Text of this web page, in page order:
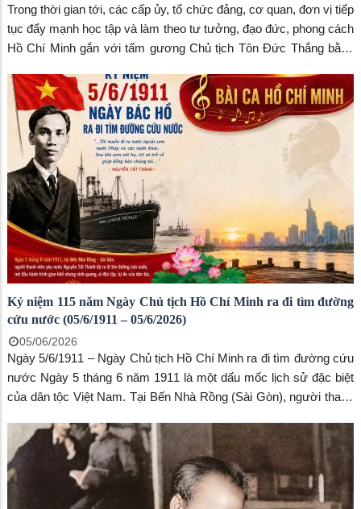
Trong thời gian tới, các cấp ủy, tổ chức đảng, cơ quan, đơn vị tiếp
tục đẩy mạnh học tập và làm theo tư tưởng, đạo đức, phong cách
Hồ Chí Minh gắn với tấm gương Chủ tịch Tôn Đức Thắng bằng
hiện thường xuyên, đồng bộ, sát với nhiệm vụ chính trị của từng
địa phương, đơn vị; đồng thời phát huy vai trò nêu gương của cán
bộ, đảng viên, tăng cường tuyên truyền, kiểm tra, giám sát, kịp
thời biểu dương các mô hình hay, cách làm hiệu quả, góp phần
tạo chuyển biến rõ nét trong nhận thức và hành động của toàn hệ
thống chính trị.
Kỷ niệm 115 năm Ngày Chủ tịch Hồ Chí Minh ra đi tìm đường
cứu nước (05/6/1911 – 05/6/2026)
05/06/2026
Ngày 5/6/1911 – Ngày Chủ tịch Hồ Chí Minh ra đi tìm đường cứu
nước Ngày 5 tháng 6 năm 1911 là một dấu mốc lịch sử đặc biệt
của dân tộc Việt Nam. Tại Bến Nhà Rồng (Sài Gòn), người thanh
đã xuống tàu Amiral Latouche-Tréville rời Tổ quốc, bắt đầu hành
trình hơn 30 năm bôn ba tìm con đường giải phóng dân tộc.